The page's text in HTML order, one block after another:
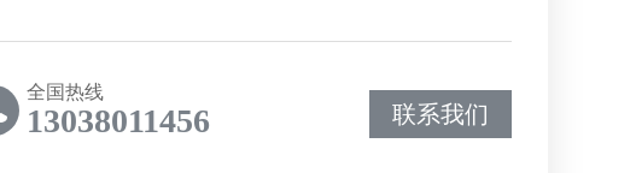
联系我们
全国热线
13038011456